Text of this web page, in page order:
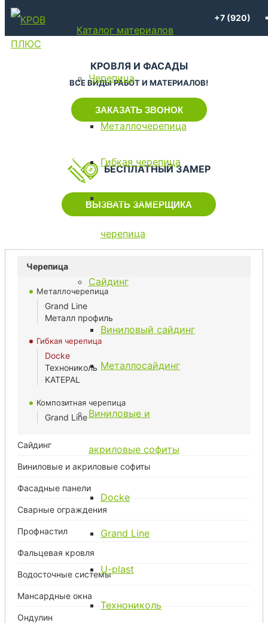
КРОВЛЯ И ФАСАДЫ
ВСЕ ВИДЫ РАБОТ И МАТЕРИАЛОВ!
ЗАКАЗАТЬ ЗВОНОК
БЕСПЛАТНЫЙ ЗАМЕР
ВЫЗВАТЬ ЗАМЕРЩИКА
Каталог материалов
Черепица
Металлочерепица
Гибкая черепица
черепица
Сайдинг
Виниловый сайдинг
Металлосайдинг
Виниловые и
акриловые софиты
Docke
Grand Line
U-plast
Технониколь
+7 (920)
Черепица
Металлочерепица
Grand Line
Металл профиль
Гибкая черепица
Docke
Технониколь
KATEPAL
Композитная черепица
Grand Line
Сайдинг
Виниловые и акриловые софиты
Фасадные панели
Сварные ограждения
Профнастил
Фальцевая кровля
Водосточные системы
Мансардные окна
Ондулин